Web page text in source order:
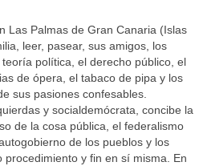
Las Palmas de Gran Canaria (Islas
leer, pasear, sus amigos, los
política, el derecho público, el
de ópera, el tabaco de pipa y los
sus pasiones confesables.
y socialdemócrata, concibe la
de la cosa pública, el federalismo
de los pueblos y los
procedimiento y fin en sí misma. En